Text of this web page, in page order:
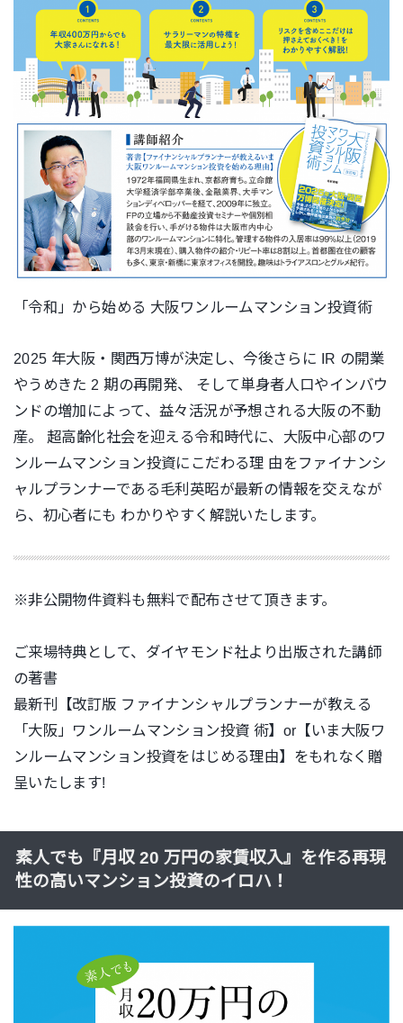
「令和」から始める 大阪ワンルームマンション投資術
2025 年大阪・関西万博が決定し、今後さらに IR の開業
やうめきた 2 期の再開発、 そして単身者人口やインバウ
ンドの増加によって、益々活況が予想される大阪の不動
産。 超高齢化社会を迎える令和時代に、大阪中心部のワ
ンルームマンション投資にこだわる理 由をファイナンシ
ャルプランナーである毛利英昭が最新の情報を交えなが
ら、初心者にも わかりやすく解説いたします。
※非公開物件資料も無料で配布させて頂きます。
ご来場特典として、ダイヤモンド社より出版された講師
の著書
最新刊【改訂版 ファイナンシャルプランナーが教える
「大阪」ワンルームマンション投資 術】or【いま大阪ワ
ンルームマンション投資をはじめる理由】をもれなく贈
呈いたします!
素人でも『月収 20 万円の家賃収入』を作る再現
性の高いマンション投資のイロハ！